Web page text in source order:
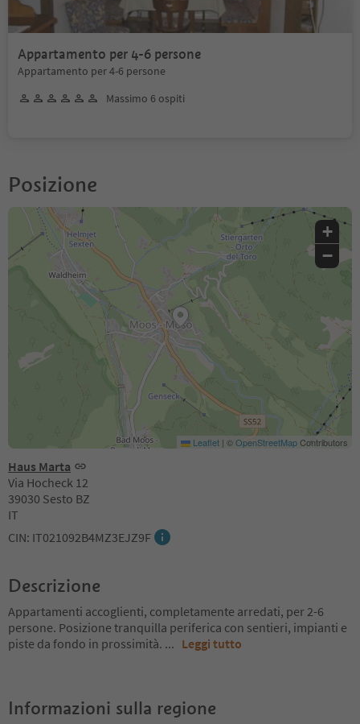
Appartamento per 4-6 persone
Appartamento per 4-6 persone
Massimo 6 ospiti
Posizione
Haus Marta
Via Hocheck 12
39030 Sesto BZ
IT
CIN: IT021092B4MZ3EJZ9F
+
−
Leaflet | ©OpenStreetMapContributors
Descrizione
Appartamenti accoglienti, completamente arredati, per 2-6
persone. Posizione tranquilla periferica con sentieri, impianti e
piste da fondo in prossimità. ... Leggi tutto
Informazioni sulla regione